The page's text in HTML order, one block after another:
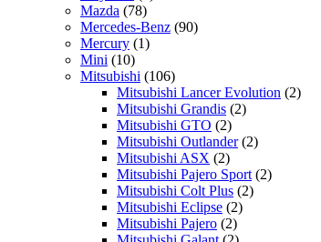
Mazda (78)
Mercedes-Benz (90)
Mercury (1)
Mini (10)
Mitsubishi (106)
Mitsubishi Lancer Evolution (2)
Mitsubishi Grandis (2)
Mitsubishi GTO (2)
Mitsubishi Outlander (2)
Mitsubishi ASX (2)
Mitsubishi Pajero Sport (2)
Mitsubishi Colt Plus (2)
Mitsubishi Eclipse (2)
Mitsubishi Pajero (2)